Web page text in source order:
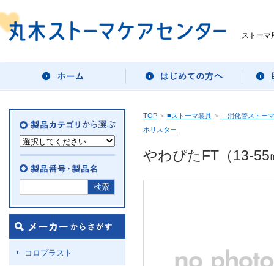
ストーマ
コロプラスト
TOP > ■ストーマ装具 >
- 消化管ストー
ホリスター
やわぴたFT（13-